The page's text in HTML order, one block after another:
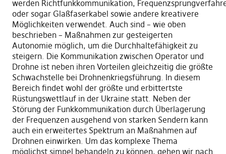
werden Richtfunkkommunikation,
oder sogar Glaßfaserkabel sowie andere kreativere
Möglichkeitenverwendet. Auch sind – wie oben
beschrieben – Maßnahmen zur gesteigerten
Autonomie möglich, um die Durchhaltefähigkeit zu
steigern. Die Kommunikation zwischen Operator und
Drohne ist neben ihren Vorteilen gleichzeitig die größte
Schwachstelle bei Drohnenkriegsführung. In diesem
Bereich findet wohl der größte und erbittertste
Rüstungswettlauf in der Ukraine statt. Neben der
Störung der Funkkommunikation durch Überlagerung
der Frequenzen ausgehend vonstarkenSendernkann
auch ein erweitertes Spektrum an Maßnahmen auf
Drohnen einwirken. Um das komplexe Thema
möglichst simpel behandeln zu können, gehen wir nach